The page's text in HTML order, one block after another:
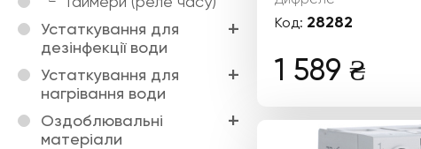
Устаткування для
дезінфекції води
Устаткування для
нагрівання води
Оздоблювальні
матеріали
Код: 28282
1 589 ₴